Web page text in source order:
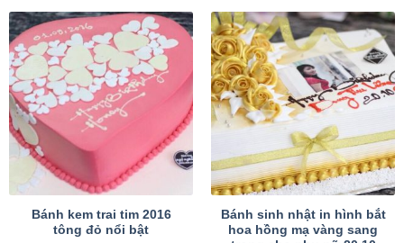
Bánh kem trai tim 2016
tông đỏ nổi bật
Bánh sinh nhật in hình bắt
hoa hồng mạ vàng sang